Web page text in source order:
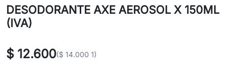
DESODORANTE AXE AEROSOL X 150ML
(IVA)
$ 12.600($ 14.000 1)